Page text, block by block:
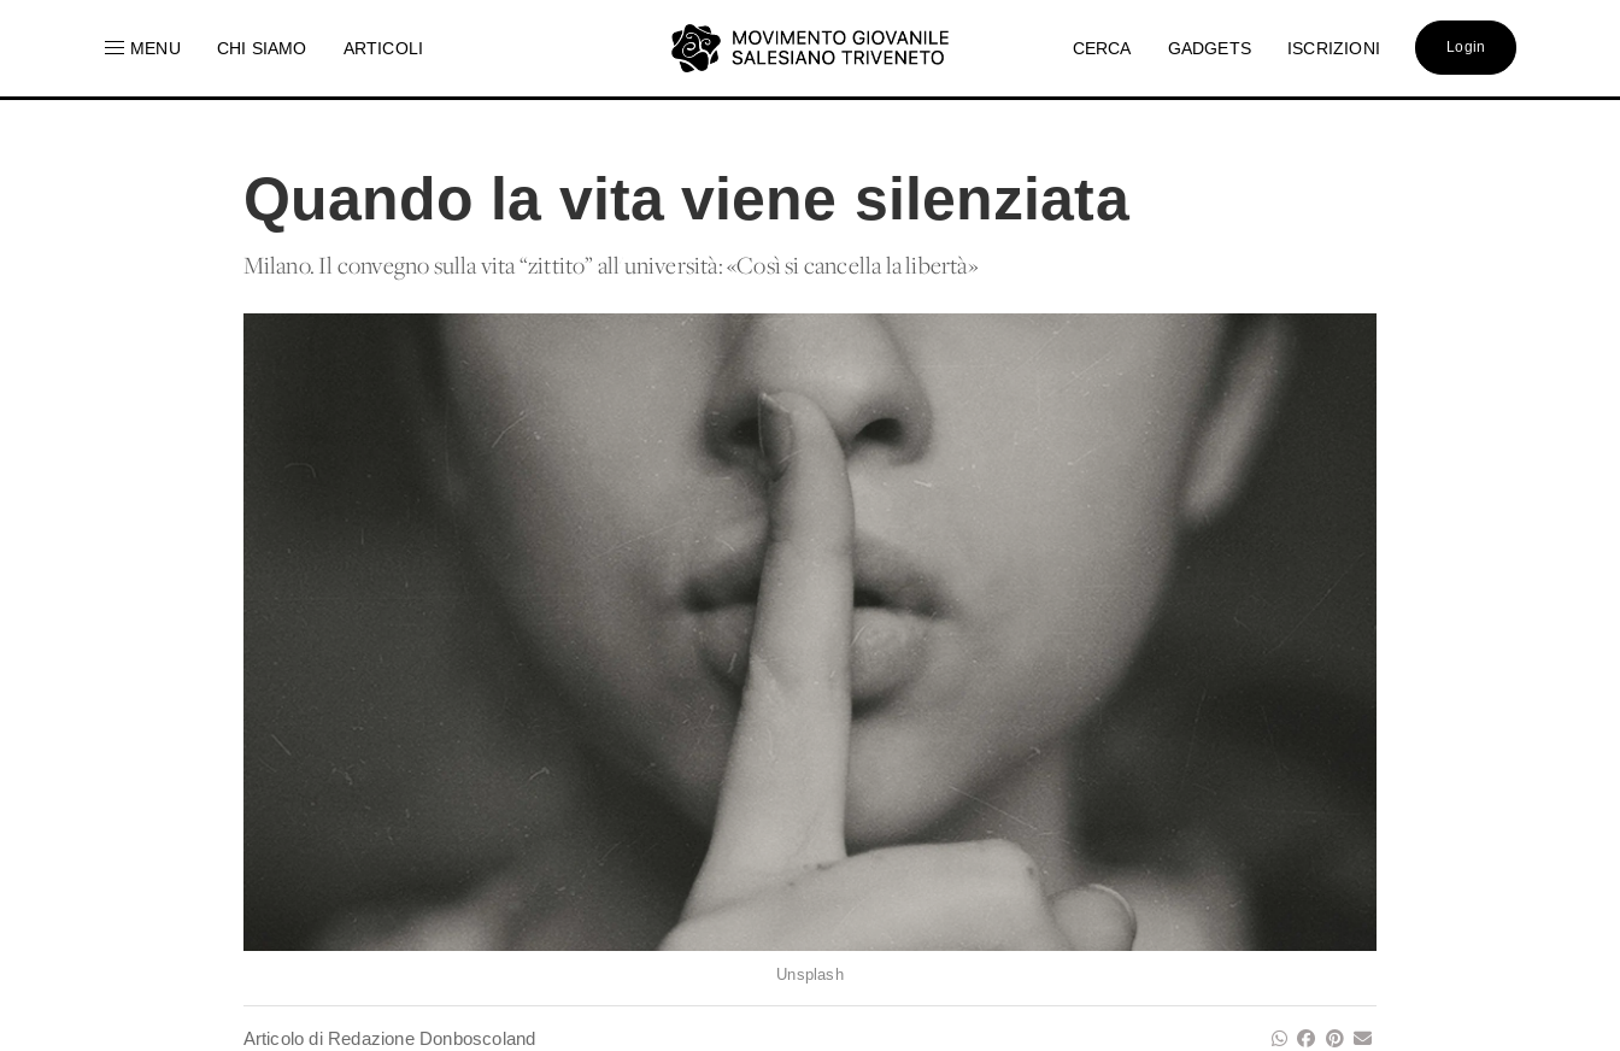
MENU CHI SIAMO ARTICOLI CERCA GADGETS ISCRIZIONI Login
Quando la vita viene silenziata
Milano. Il convegno sulla vita “zittito” all'università: «Così si cancella la libertà»
Unsplash
Articolo di Redazione Donboscoland